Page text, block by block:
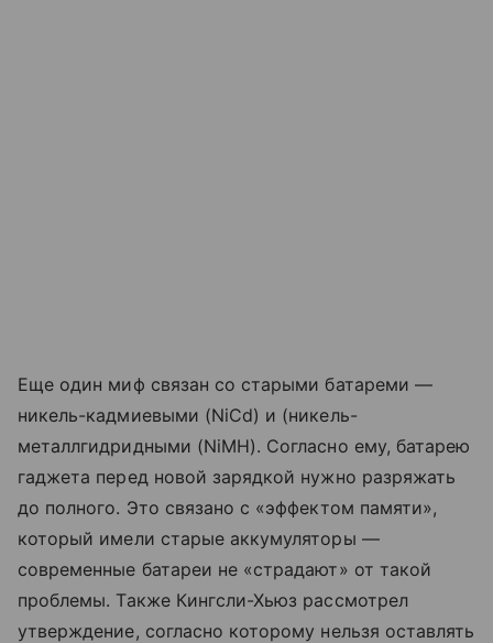
Еще один миф связан со старыми батареми —
никель-кадмиевыми (NiCd) и (никель-
металлгидридными (NiMH). Согласно ему, батарею
гаджета перед новой зарядкой нужно разряжать
до полного. Это связано с «эффектом памяти»,
который имели старые аккумуляторы —
современные батареи не «страдают» от такой
проблемы. Также Кингсли-Хьюз рассмотрел
утверждение, согласно которому нельзя оставлять